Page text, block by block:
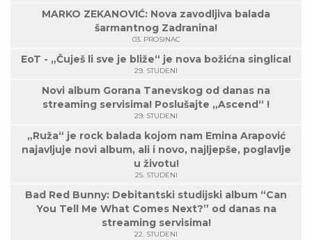
MARKO ZEKANOVIĆ: Nova zavodljiva balada
šarmantnog Zadranina!
03. PROSINAC
EoT - „Čuješ li sve je bliže“ je nova božićna singlica!
29. STUDENI
Novi album Gorana Tanevskog od danas na
streaming servisima! Poslušajte „Ascend“ !
29. STUDENI
„Ruža“ je rock balada kojom nam Emina Arapović
najavljuje novi album, ali i novo, najljepše, poglavlje
u životu!
25. STUDENI
Bad Red Bunny: Debitantski studijski album “Can
You Tell Me What Comes Next?” od danas na
streaming servisima!
22. STUDENI